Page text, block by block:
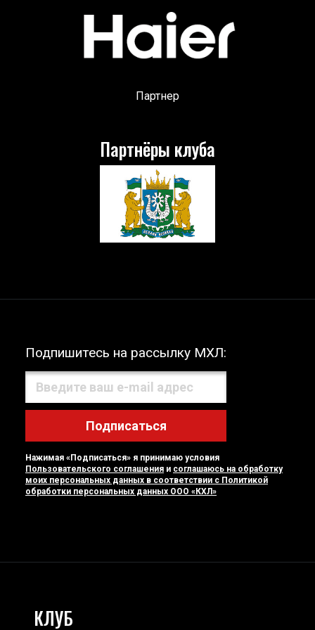
Партнер
Партнёры клуба
Подпишитесь на рассылку МХЛ:
Подписаться
Нажимая «Подписаться» я принимаю условия
Пользовательского соглашения и соглашаюсь на обработку
моих персональных данных в соответствии с Политикой
обработки персональных данных ООО «КХЛ»
КЛУБ